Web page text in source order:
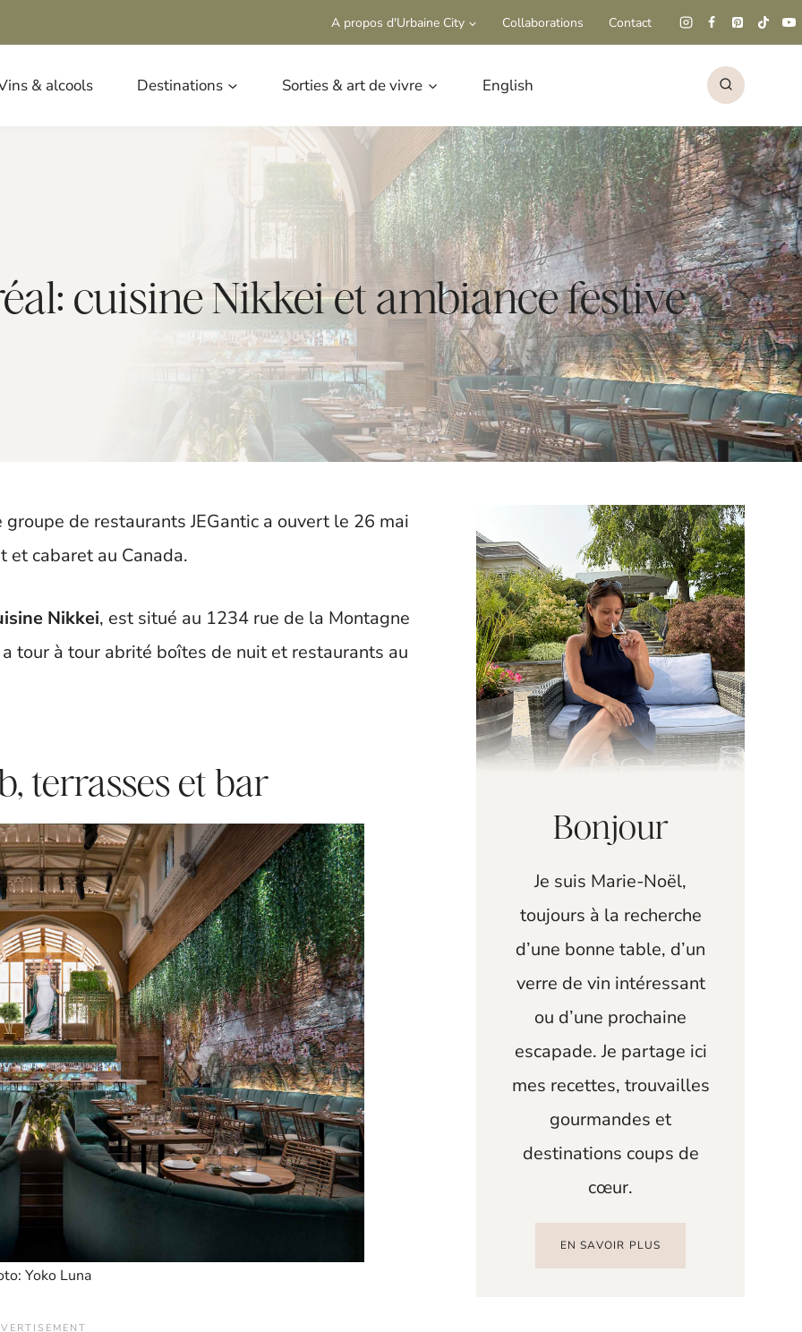
A propos d'Urbaine City Collaborations Contact
& alcools Destinations Sorties & art de vivre English
cuisine Nikkei et ambiance festive
de restaurants JEGantic a ouvert le 26 mai
et cabaret au Canada.
Nikkei, est situé au 1234 rue de la Montagne
tour à tour abrité boîtes de nuit et restaurants au
terrasses et bar
Yoko Luna
Bonjour
Je suis Marie-Noël,
toujours à la recherche
d’une bonne table, d’un
verre de vin intéressant
ou d’une prochaine
escapade. Je partage ici
mes recettes, trouvailles
gourmandes et
destinations coups de
cœur.
EN SAVOIR PLUS